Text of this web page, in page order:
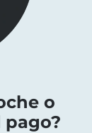
o